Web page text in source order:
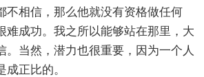
不相信，那么他就没有资格做任何
难成功。我之所以能够站在那里，大
。当然，潜力也很重要，因为一个人
正比的。